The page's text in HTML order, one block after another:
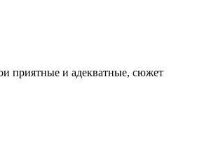
приятные и адекватные, сюжет